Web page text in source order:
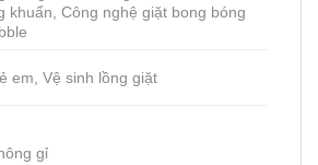
khuẩn, Công nghệ giặt bong bóng
em, Vệ sinh lồng giặt
gỉ